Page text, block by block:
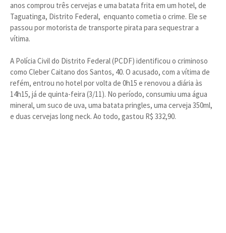
anos comprou três cervejas e uma batata frita em um hotel, de
Taguatinga, Distrito Federal, enquanto cometia o crime. Ele se
passou por motorista de transporte pirata para sequestrar a
vítima.
A Polícia Civil do Distrito Federal (PCDF) identificou o criminoso
como Cleber Caitano dos Santos, 40. O acusado, com a vítima de
refém, entrou no hotel por volta de 0h15 e renovou a diária às
14h15, já de quinta-feira (3/11). No período, consumiu uma água
mineral, um suco de uva, uma batata pringles, uma cerveja 350ml,
e duas cervejas long neck. Ao todo, gastou R$ 332,90.